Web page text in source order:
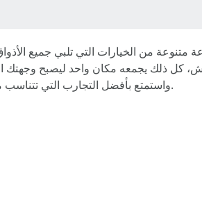
اكتشف عالم من النكهات الفريدة في Coffee Moments واستمتع بأفضل التجارب التي تتناسب مع ذوقك الخاص.